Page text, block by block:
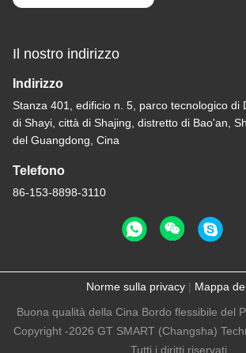
Il nostro indirizzo
Indirizzo
Stanza 401, edificio n. 5, parco tecnologico di
di Shayi, città di Shajing, distretto di Bao'an,
del Guangdong, Cina
Telefono
86-153-8898-3110
Norme sulla privacy | Mappa
Buona qualità della Cina Bordo flessibile del
Copyright -2026 GT SMART (Changsha)
. Tutti i diritti riservati.